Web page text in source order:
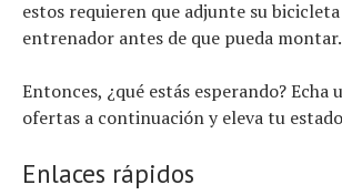
estos requieren que adjunte su
entrenador antes de que pueda montar.
Entonces, ¿qué estás esperando? Echa
ofertas a continuación y eleva tu
Enlaces rápidos
Tecnologías
Revisión de productos
Tendencias
Artículos